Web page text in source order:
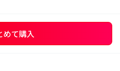
めて購入